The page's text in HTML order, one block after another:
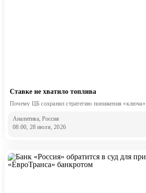
Ставке не хватило топлива
Почему ЦБ сохранил стратегию понижения «ключа»
Аналитика, Россия
08:00, 28 июля, 2026